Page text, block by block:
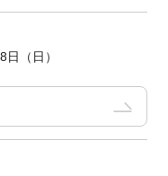
（日）